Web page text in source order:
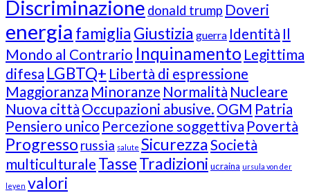
Discriminazione donald trump Doveri
energia famigliaGiustizia guerra Identità Il
Mondo al Contrario Inquinamento Legittima
difesa LGBTQ+ Libertà di espressione
Maggioranza Minoranze Normalità Nucleare
Nuova città Occupazioni abusive. OGM Patria
Pensiero unico Percezione soggettiva Povertà
Progresso russia salute SicurezzaSocietà
multiculturale TasseTradizioni ucraina ursula von der
leyen valori